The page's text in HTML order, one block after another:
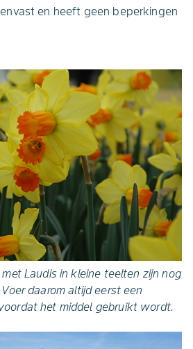
en heeft geen beperkingen
Laudis in kleine teelten zijn nog
daarom altijd eerst een
het middel gebruikt wordt.